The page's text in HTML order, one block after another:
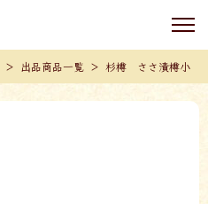
出品商品一覧 杉樽 ささ漬樽小